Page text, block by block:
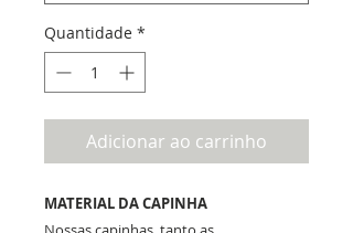
Quantidade *
Adicionar ao carrinho
MATERIAL DA CAPINHA